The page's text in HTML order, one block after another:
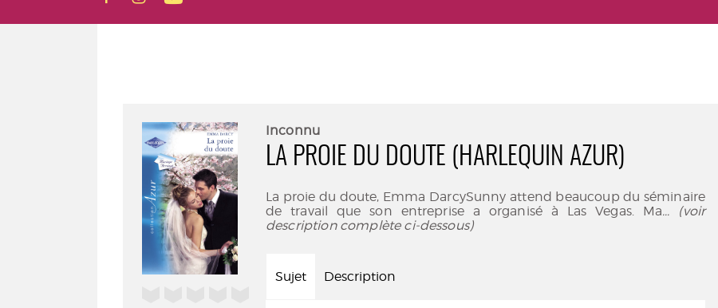
Inconnu
LA PROIE DU DOUTE (HARLEQUIN AZUR)
La proie du doute, Emma DarcySunny attend beaucoup du séminaire
de travail que son entreprise a organisé à Las Vegas. Ma... (voir
description complète ci-dessous)
Sujet Description